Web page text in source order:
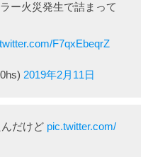
ー火災発生で詰まって
F7qxEbeqrZ
2019年2月11日
だけど pic.twitter.com/